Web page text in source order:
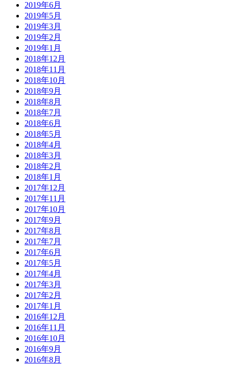
2019年6月
2019年5月
2019年3月
2019年2月
2019年1月
2018年12月
2018年11月
2018年10月
2018年9月
2018年8月
2018年7月
2018年6月
2018年5月
2018年4月
2018年3月
2018年2月
2018年1月
2017年12月
2017年11月
2017年10月
2017年9月
2017年8月
2017年7月
2017年6月
2017年5月
2017年4月
2017年3月
2017年2月
2017年1月
2016年12月
2016年11月
2016年10月
2016年9月
2016年8月